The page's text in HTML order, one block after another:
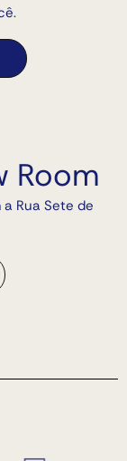
Room
Rua Sete de